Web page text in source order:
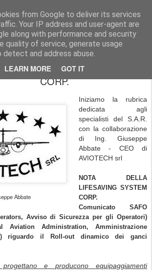
from Google to deliver its services
Your IP address and user-agent are
along with performance and security
quality of service, generate usage
and address abuse.
LEARN MORE GOT IT
UNDERSEA MAGAZINE | SUBACQUEA | OTS | SCUBA | COMMERCIAL DIVING
LIFESAVING SYSTEM
CORP.
Abbate
Iniziamo la rubrica
dedicata agli
specialisti del S.A.R.
con la collaborazione
di Ing. Giuseppe
Abbate - CEO di
AVIOTECH srl
NOTA DELLA
LIFESAVING SYSTEM
CORP.
Comunicato SAFO
Avviso di Sicurezza per gli Operatori)
Aviation Administration, Amministrazione
riguardo il Roll-out dinamico dei ganci
e producono equipaggiamenti